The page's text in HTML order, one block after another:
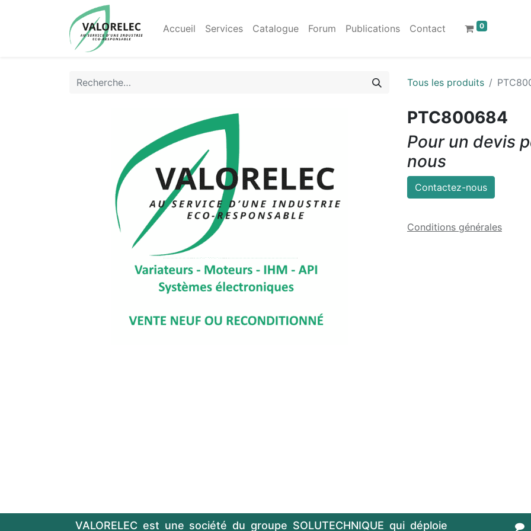
Accueil Services Catalogue Forum Publications Contact 0
Tous les produits
PTC800684
Pour un devis
nous
Contactez-nous
Conditions générales
VALORELEC est une société du groupe SOLUTECHNIQUE qui déploie